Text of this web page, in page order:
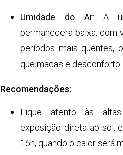
Umidade do Ar: A
permanecerá baixa, com
períodos mais quentes,
queimadas e desconforto.
Recomendações:
Fique atento às
exposição direta ao sol,
16h, quando o calor será